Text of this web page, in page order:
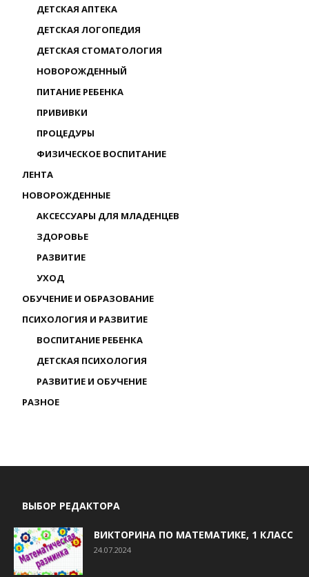
ДЕТСКАЯ АПТЕКА
ДЕТСКАЯ ЛОГОПЕДИЯ
ДЕТСКАЯ СТОМАТОЛОГИЯ
НОВОРОЖДЕННЫЙ
ПИТАНИЕ РЕБЕНКА
ПРИВИВКИ
ПРОЦЕДУРЫ
ФИЗИЧЕСКОЕ ВОСПИТАНИЕ
ЛЕНТА
НОВОРОЖДЕННЫЕ
АКСЕССУАРЫ ДЛЯ МЛАДЕНЦЕВ
ЗДОРОВЬЕ
РАЗВИТИЕ
УХОД
ОБУЧЕНИЕ И ОБРАЗОВАНИЕ
ПСИХОЛОГИЯ И РАЗВИТИЕ
ВОСПИТАНИЕ РЕБЕНКА
ДЕТСКАЯ ПСИХОЛОГИЯ
РАЗВИТИЕ И ОБУЧЕНИЕ
РАЗНОЕ
ВЫБОР РЕДАКТОРА
ВИКТОРИНА ПО МАТЕМАТИКЕ, 1 КЛАСС
24.07.2024